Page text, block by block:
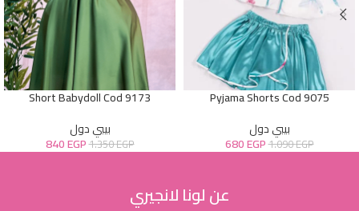
Pyjama Shorts Cod 9075
بيبي دول
1.090EGP
680EGP
Short Babydoll Cod 9173
بيبي دول
1.350EGP
840EGP
عن لونا لانجيري